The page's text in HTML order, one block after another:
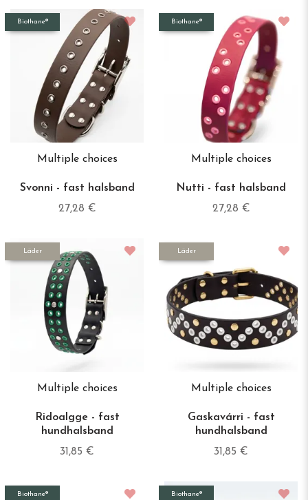
Biothane®
Multiple choices
Svonni - fast halsband
27,28 €
Biothane®
Multiple choices
Nutti - fast halsband
27,28 €
Läder
Multiple choices
Ridoalgge - fast
hundhalsband
31,85 €
Läder
Multiple choices
Gaskavárri - fast
hundhalsband
31,85 €
Biothane® Biothane®